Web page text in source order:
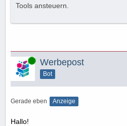
Tools ansteuern.
Online Werbepost
Bot
Gerade eben Anzeige
Hallo!